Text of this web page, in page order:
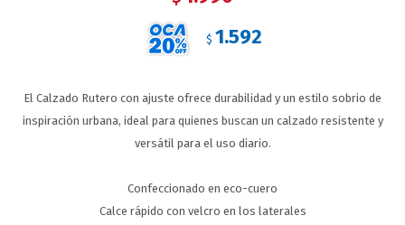
$ 1.592
El Calzado Rutero con ajuste ofrece durabilidad y un estilo sobrio de
inspiración urbana, ideal para quienes buscan un calzado resistente y
versátil para el uso diario.
Confeccionado en eco-cuero
Calce rápido con velcro en los laterales